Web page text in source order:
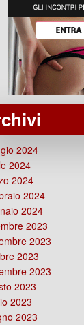
2024
2024
2024
2024
2024
2023
2023
2023
2023
2023
2023
2023